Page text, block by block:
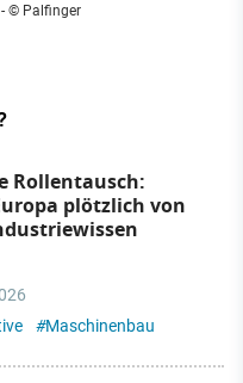
- © Palfinger
Rollentausch:
plötzlich von
#Maschinenbau